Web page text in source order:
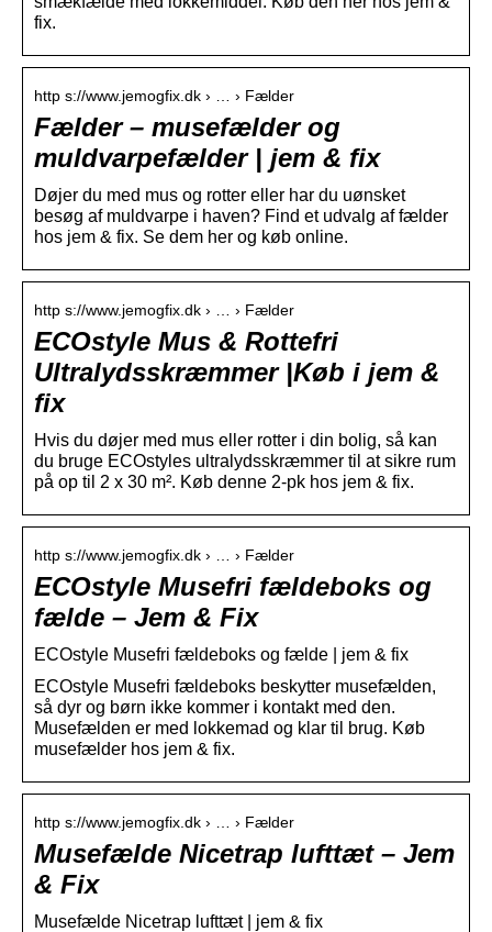
fix.
http s://www.jemogfix.dk › … › Fælder
Fælder – musefælder og
muldvarpefælder | jem & fix
Døjer du med mus og rotter eller har du uønsket
besøg af muldvarpe i haven? Find et udvalg af fælder
hos jem & fix. Se dem her og køb online.
http s://www.jemogfix.dk › … › Fælder
ECOstyle Mus & Rottefri
Ultralydsskræmmer |Køb i jem &
fix
Hvis du døjer med mus eller rotter i din bolig, så kan
du bruge ECOstyles ultralydsskræmmer til at sikre rum
på op til 2 x 30 m². Køb denne 2-pk hos jem & fix.
http s://www.jemogfix.dk › … › Fælder
ECOstyle Musefri fældeboks og
fælde – Jem & Fix
ECOstyle Musefri fældeboks og fælde | jem & fix
ECOstyle Musefri fældeboks beskytter musefælden,
så dyr og børn ikke kommer i kontakt med den.
Musefælden er med lokkemad og klar til brug. Køb
musefælder hos jem & fix.
http s://www.jemogfix.dk › … › Fælder
Musefælde Nicetrap lufttæt – Jem
& Fix
Musefælde Nicetrap lufttæt | jem & fix